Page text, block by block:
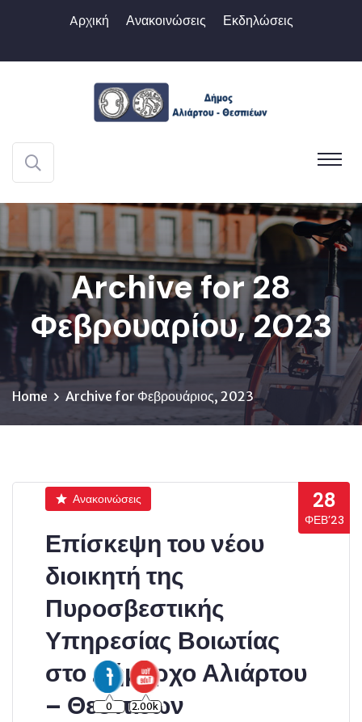
Aρχική Ανακοινώσεις Εκδηλώσεις
Archive for 28
Φεβρουαρίου, 2023
Home Archive for Φεβρουάριος, 2023
28
ΦΕΒ’23
Ανακοινώσεις
Επίσκεψη του νέου
διοικητή της
Πυροσβεστικής
Υπηρεσίας Βοιωτίας
στο Δήμαρχο Αλιάρτου
– Θεσπιέων
0 2.00k